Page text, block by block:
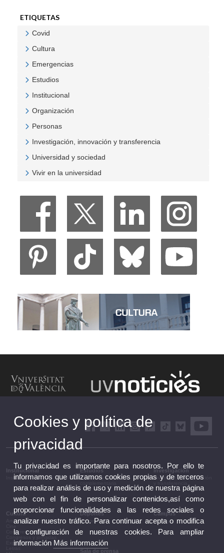
ETIQUETAS
Covid
Cultura
Emergencias
Estudios
Institucional
Organización
Personas
Investigación, innovación y transferencia
Universidad y sociedad
Vivir en la universidad
Institucional
Institucional
Estudios
Estudios y formación
Investigación
Investigación, innovación
Cultura
Artes escénicas
Conferencias y debates
Congresos y jornadas
Exposiciones
Deportes
Deportes
Campus
Campus
Sala de prensa
Cookies y política de
privacidad
Tu privacidad es importante para nosotros. Por ello te
informamos que utilizamos cookies propias y de terceros
para realizar análisis de uso y medición de nuestra página
web con el fin de personalizar contenidos,así como
proporcionar funcionalidades a las redes sociales o
analizar nuestro tráfico. Para continuar acepta o modifica
la configuración de nuestras cookies. Para ampliar
información Más información